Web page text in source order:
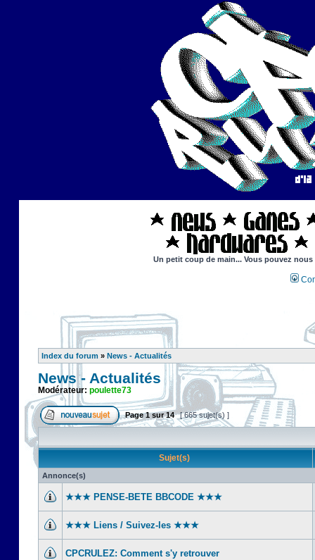
Un petit coup de main... Vous pouvez
Index du forum » News - Actualités
News - Actualités
Modérateur: poulette73
Page1sur14 [ 665 sujet(s) ]
Sujet(s)
Annonce(s)
★★★ PENSE-BETE BBCODE ★★★
★★★ Liens / Suivez-les ★★★
CPCRULEZ: Comment s'y retrouver‎